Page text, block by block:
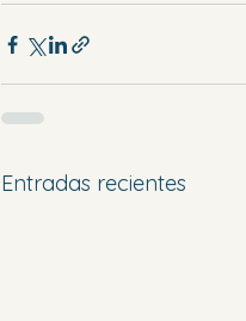
Entradas recientes